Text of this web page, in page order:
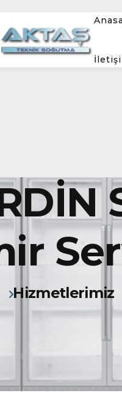
Hizmetlerimiz